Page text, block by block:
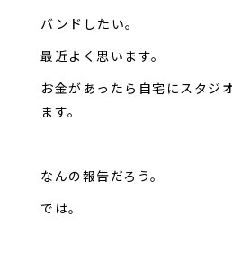
バンドしたい。
最近よく思います。
お金があったら自宅にスタジ
ます。
なんの報告だろう。
では。